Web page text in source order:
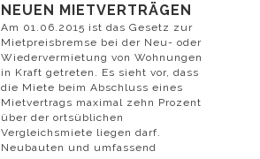
NEUEN MIETVERTRÄGEN
Am 01.06.2015 ist das Gesetz zur
Mietpreisbremse bei der Neu- oder
Wiedervermietung von Wohnungen
in Kraft getreten. Es sieht vor, dass
die Miete beim Abschluss eines
Mietvertrags maximal zehn Prozent
über der ortsüblichen
Vergleichsmiete liegen darf.
Neubauten und umfassend